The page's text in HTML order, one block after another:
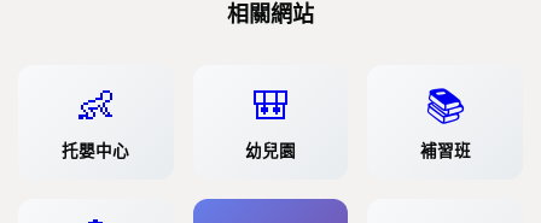
相關網站
👶
托嬰中心
🎒
幼兒園
📚
補習班